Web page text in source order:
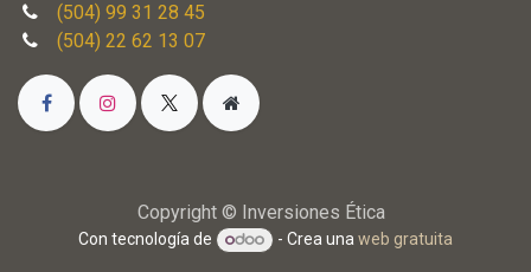
(504) 99 31 28 45
(504) 22 62 13 07
Copyright © Inversiones Ética
Con tecnología de - Crea unaweb gratuita